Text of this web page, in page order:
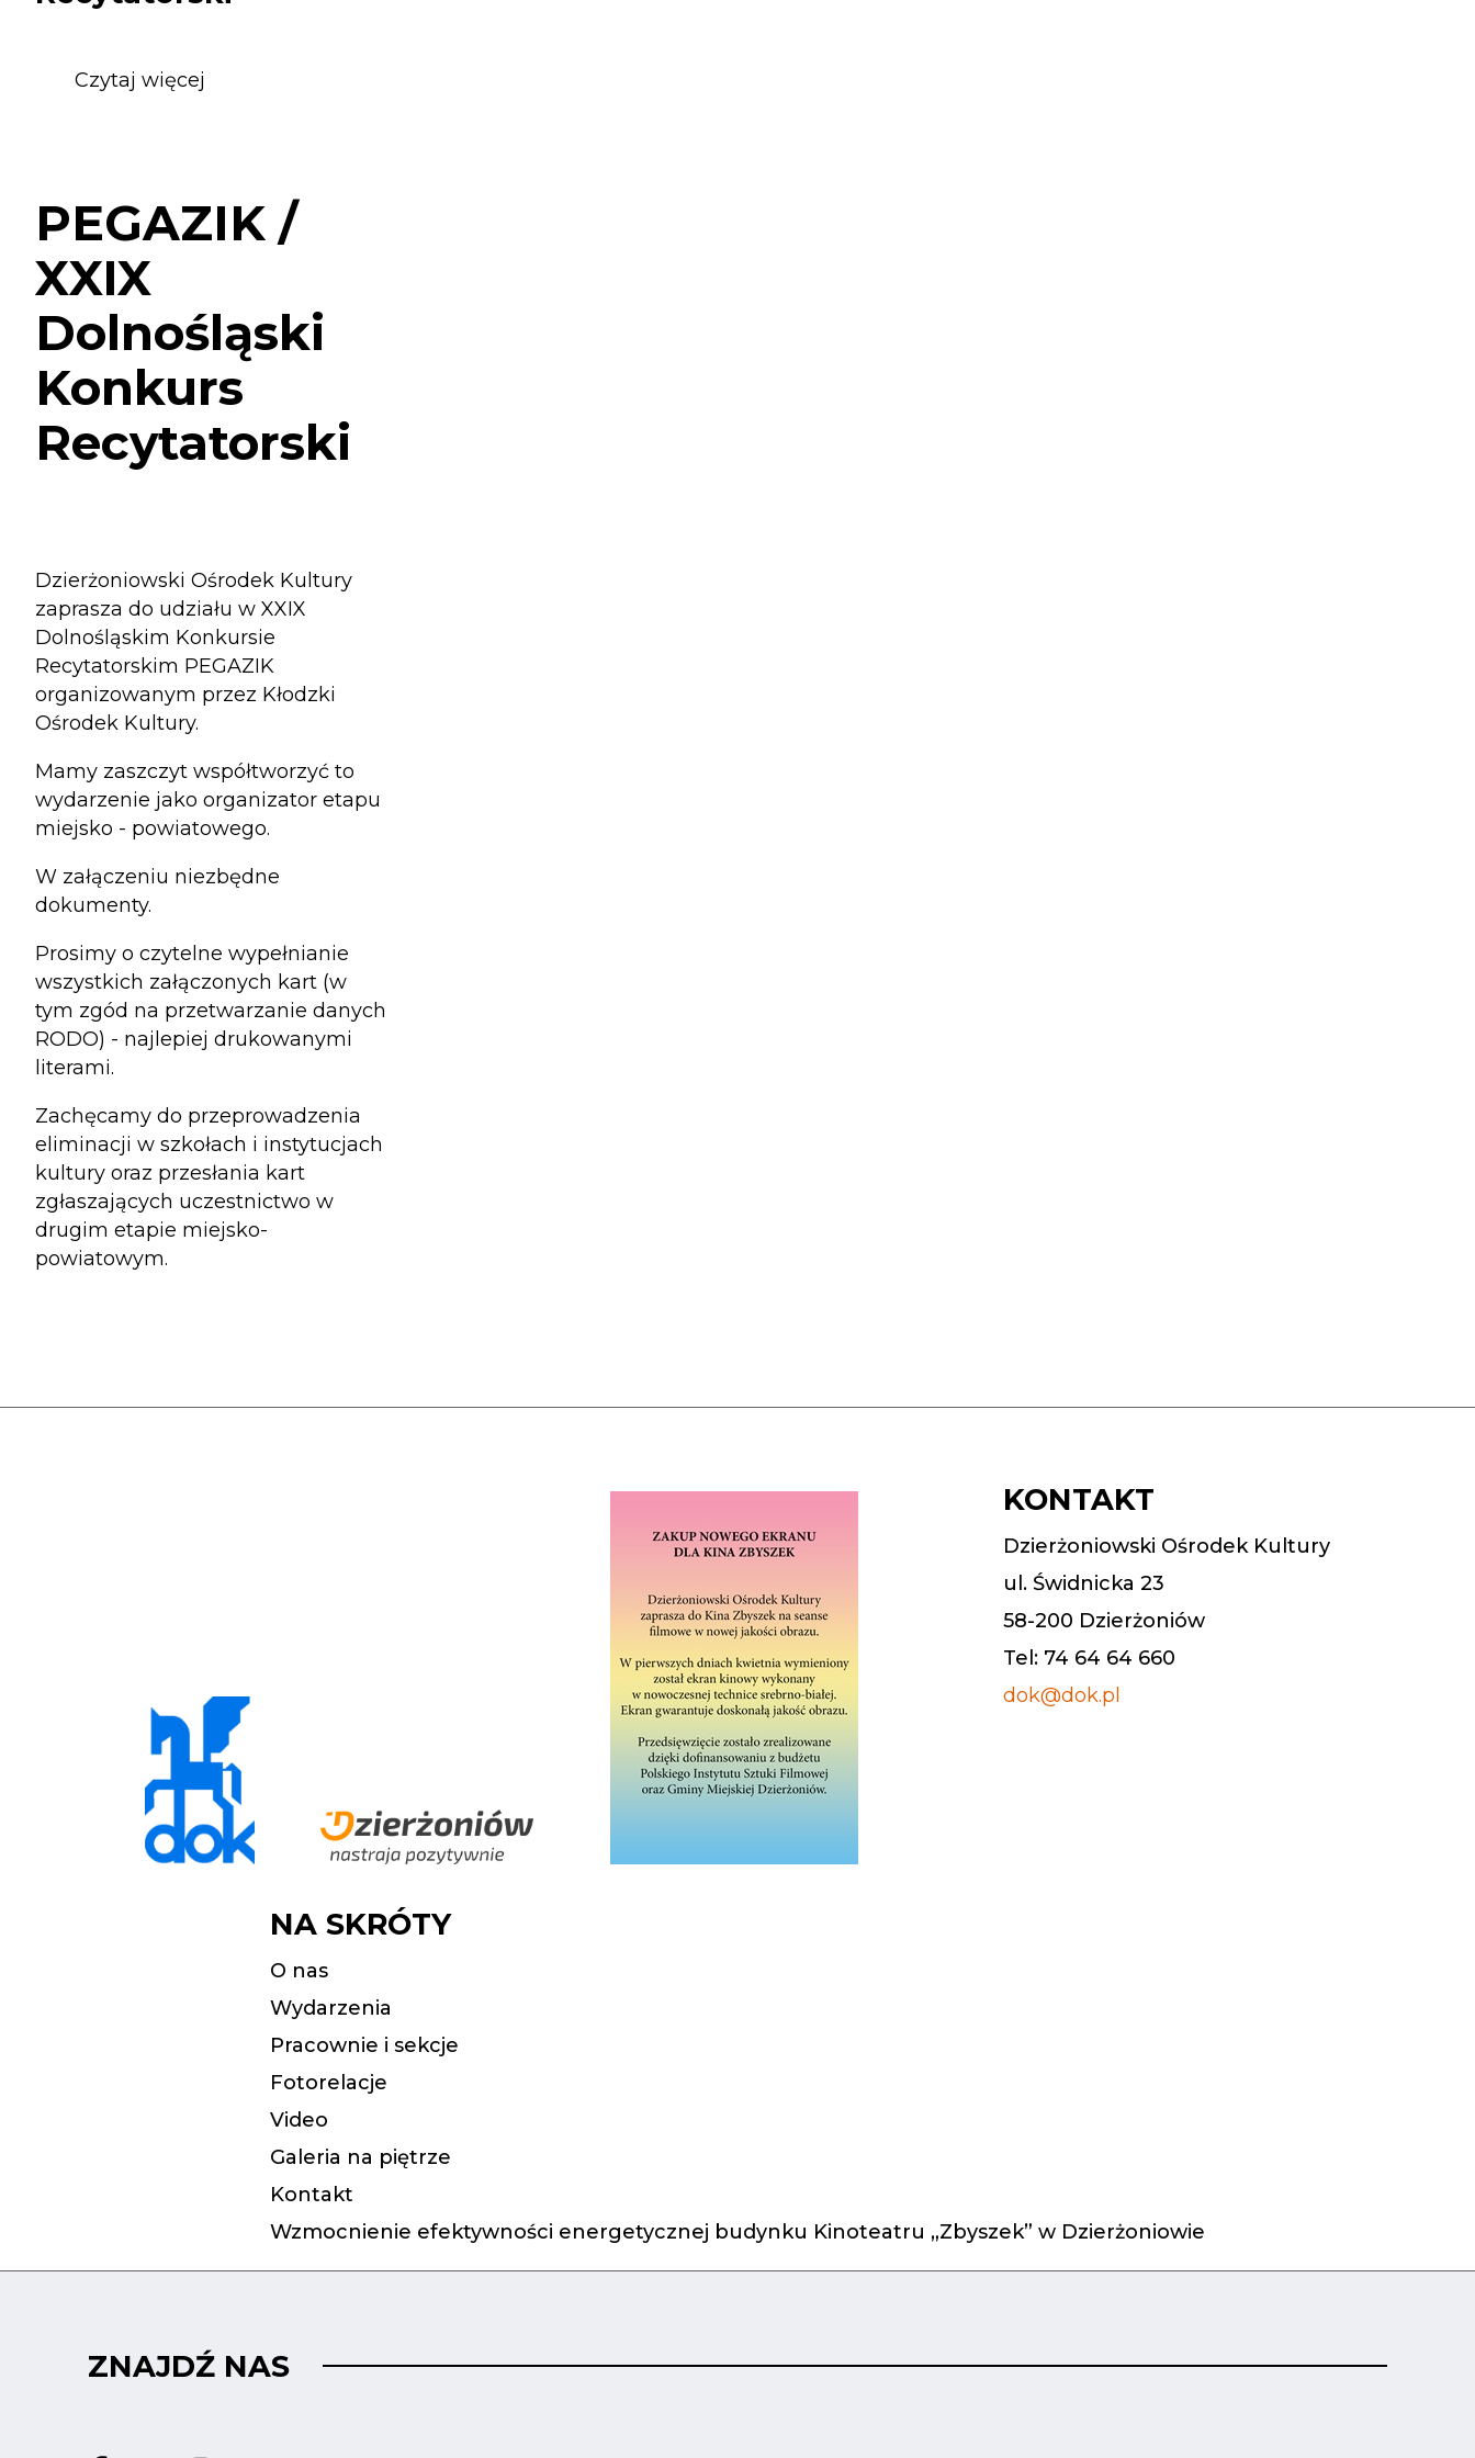
Czytaj więcej
Dolnośląski
Konkurs
Recytatorski
PEGAZIK /
XXIX
Dolnośląski
Konkurs
Recytatorski
Dzierżoniowski Ośrodek Kultury
zaprasza do udziału w XXIX
Dolnośląskim Konkursie
Recytatorskim PEGAZIK
organizowanym przez Kłodzki
Ośrodek Kultury.
Mamy zaszczyt współtworzyć to
wydarzenie jako organizator etapu
miejsko - powiatowego.
W załączeniu niezbędne
dokumenty.
Prosimy o czytelne wypełnianie
wszystkich załączonych kart (w
tym zgód na przetwarzanie danych
RODO) - najlepiej drukowanymi
literami.
Zachęcamy do przeprowadzenia
eliminacji w szkołach i instytucjach
kultury oraz przesłania kart
zgłaszających uczestnictwo w
drugim etapie miejsko-
powiatowym.
KONTAKT
Dzierżoniowski Ośrodek Kultury
ul. Świdnicka 23
58-200 Dzierżoniów
Tel: 74 64 64 660
dok@dok.pl
NA SKRÓTY
O nas
Wydarzenia
Pracownie i sekcje
Fotorelacje
Video
Galeria na piętrze
Kontakt
Wzmocnienie efektywności energetycznej budynku Kinoteatru „Zbyszek” w Dzierżoniowie
ZNAJDŹ NAS